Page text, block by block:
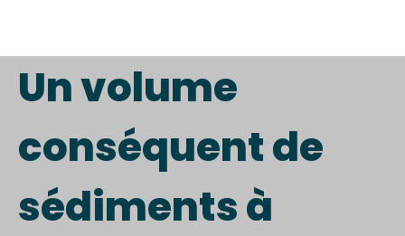
Un volume
conséquent de
sédiments à